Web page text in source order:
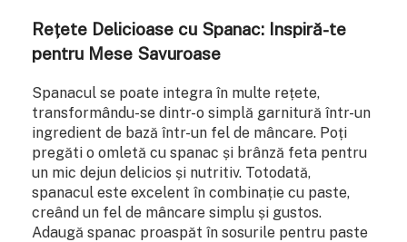
Rețete Delicioase cu Spanac: Inspiră-te
pentru Mese Savuroase
Spanacul se poate integra în multe rețete,
transformându-se dintr-o simplă garnitură într-un
ingredient de bază într-un fel de mâncare. Poți
pregăti o omletă cu spanac și brânză feta pentru
un mic dejun delicios și nutritiv. Totodată,
spanacul este excelent în combinație cu paste,
creând un fel de mâncare simplu și gustos.
Adaugă spanac proaspăt în sosurile pentru paste